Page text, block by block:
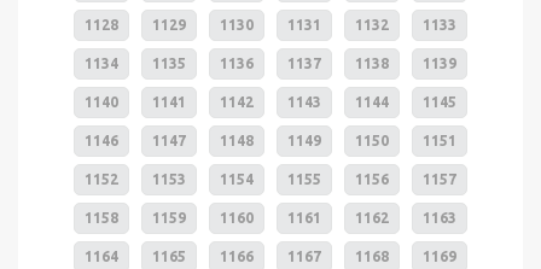
1128 1129 1130 1131 1132 1133
1134 1135 1136 1137 1138 1139
1140 1141 1142 1143 1144 1145
1146 1147 1148 1149 1150 1151
1152 1153 1154 1155 1156 1157
1158 1159 1160 1161 1162 1163
1164 1165 1166 1167 1168 1169